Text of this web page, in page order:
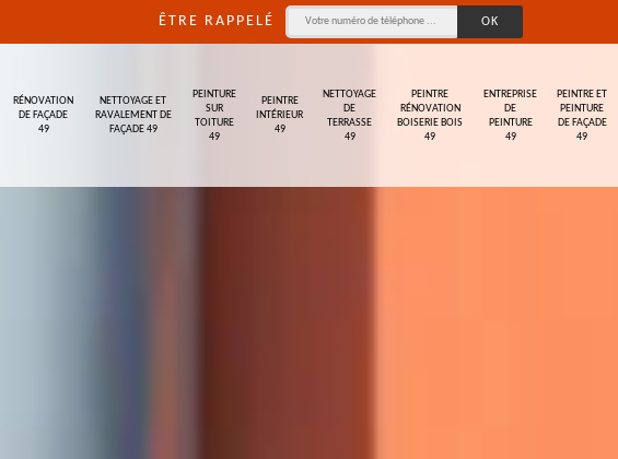
ÊTRE RAPPELÉ
RÉNOVATION
DE FAÇADE
49
NETTOYAGE ET
RAVALEMENT DE
FAÇADE 49
PEINTURE
SUR
TOITURE
49
PEINTRE
INTÉRIEUR
49
NETTOYAGE
DE
TERRASSE
49
PEINTRE
RÉNOVATION
BOISERIE BOIS
49
ENTREPRISE
DE
PEINTURE
49
PEINTRE ET
PEINTURE
DE FAÇADE
49